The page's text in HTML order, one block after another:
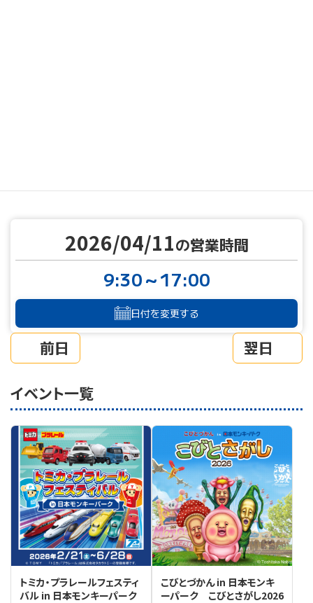
前日
2026/04/11の営業時間
9:30～17:00
日付を変更する
翌日
イベント一覧
トミカ・プラレールフェスティ
バル in 日本モンキーパーク
こびとづかん in 日本モンキ
ーパーク こびとさがし2026